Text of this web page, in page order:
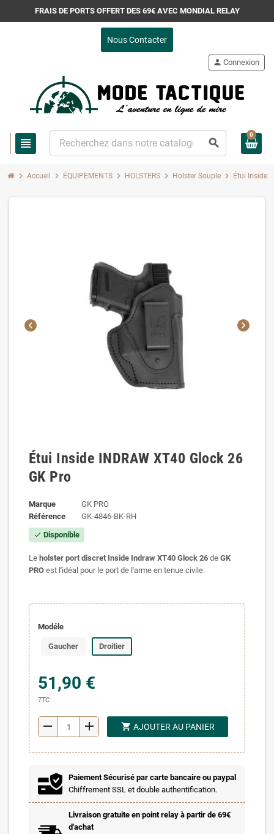
FRAIS DE PORTS OFFERT DES 69€ AVEC MONDIAL RELAY
Nous Contacter
view_headline search
person Connexion
0
chevron_right Accueil chevron_right ÉQUIPEMENTS chevron_right HOLSTERS chevron_right Holster Souple chevron_right Étui Inside
chevron_left chevron_right
Étui Inside INDRAW XT40 Glock 26
GK Pro
Marque
GK PRO
Référence
GK-4846-BK-RH
check Disponible
Le holster port discret Inside Indraw XT40 Glock 26 de GK
PRO est l'idéal pour le port de l'arme en tenue civile.
Modéle
Gaucher Droitier
51,90 €
TTC
remove add shopping_cart AJOUTER AU PANIER
Paiement Sécurisé par carte bancaire ou paypal
Chiffrement SSL et double authentification.
Livraison gratuite en point relay à partir de 69€
d'achat